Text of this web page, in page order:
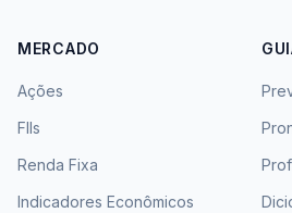
MERCADO
Ações
FIIs
Renda Fixa
Indicadores Econômicos